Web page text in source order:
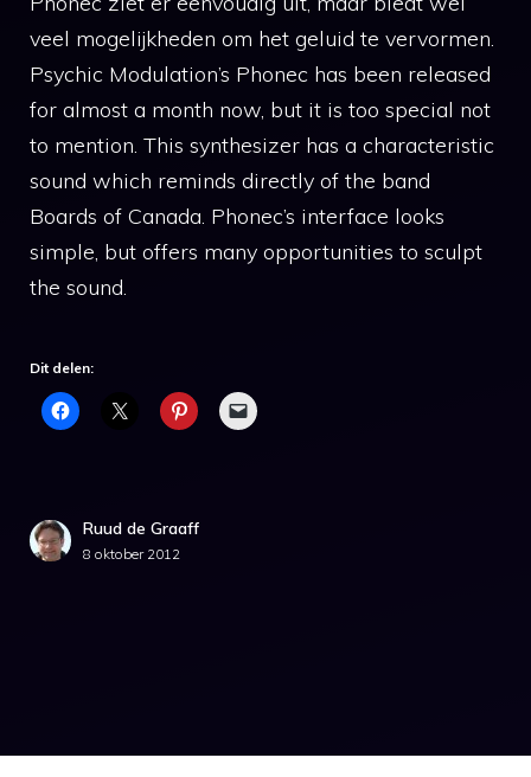
veel mogelijkheden om het geluid te vervormen.
Psychic Modulation’s Phonec has been released
for almost a month now, but it is too special not
to mention. This synthesizer has a characteristic
sound which reminds directly of the band
Boards of Canada. Phonec’s interface looks
simple, but offers many opportunities to sculpt
the sound.
Dit delen:
Ruud de Graaff
8 oktober 2012